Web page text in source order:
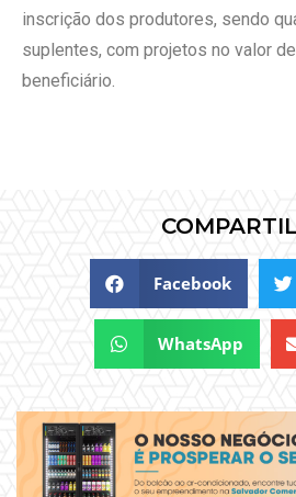
inscrição dos produtores, sendo
suplentes, com projetos no valor
beneficiário.
Facebook
WhatsApp